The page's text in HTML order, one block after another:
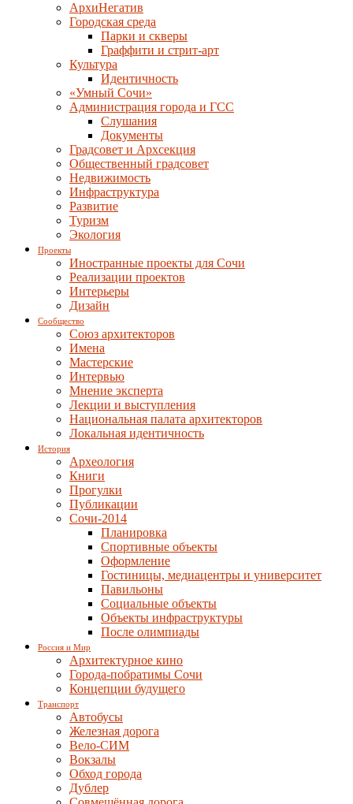
АрхиНегатив
Городская среда
Парки и скверы
Граффити и стрит-арт
Культура
Идентичность
«Умный Сочи»
Администрация города и ГСС
Слушания
Документы
Градсовет и Архсекция
Общественный градсовет
Недвижимость
Инфраструктура
Развитие
Туризм
Экология
Проекты
Иностранные проекты для Сочи
Реализации проектов
Интерьеры
Дизайн
Сообщество
Союз архитекторов
Имена
Мастерские
Интервью
Мнение эксперта
Лекции и выступления
Национальная палата архитекторов
Локальная идентичность
История
Археология
Книги
Прогулки
Публикации
Сочи-2014
Планировка
Спортивные объекты
Оформление
Гостиницы, медиацентры и университет
Павильоны
Социальные объекты
Объекты инфраструктуры
После олимпиады
Россия и Мир
Архитектурное кино
Города-побратимы Сочи
Концепции будущего
Транспорт
Автобусы
Железная дорога
Вело-СИМ
Вокзалы
Обход города
Дублер